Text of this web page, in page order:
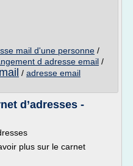
mail d'une personne /
d adresse email /
/ adresse email
d’adresses -
plus sur le carnet